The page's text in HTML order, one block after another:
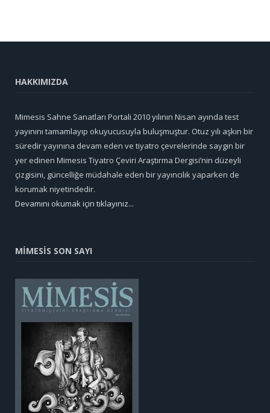
HAKKIMIZDA
Mimesis Sahne Sanatları Portali 2010 yılının Nisan ayında test
yayınını tamamlayıp okuyucusuyla buluşmuştur. Otuz yılı aşkın bir
süredir yayınına devam eden ve tiyatro çevrelerinde saygın bir
yer edinen Mimesis Tiyatro Çeviri Araştırma Dergisi’nin düzeyli
çizgisini, güncelliğe müdahale eden bir yayıncılık yaparken de
korumak niyetindedir.
Devamını okumak için tıklayınız...
MİMESİS SON SAYI